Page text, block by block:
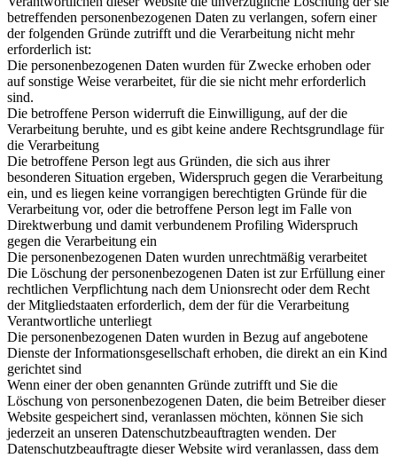
betreffenden personenbezogenen Daten zu verlangen, sofern einer
der folgenden Gründe zutrifft und die Verarbeitung nicht mehr
erforderlich ist:
Die personenbezogenen Daten wurden für Zwecke erhoben oder
auf sonstige Weise verarbeitet, für die sie nicht mehr erforderlich
sind.
Die betroffene Person widerruft die Einwilligung, auf der die
Verarbeitung beruhte, und es gibt keine andere Rechtsgrundlage für
die Verarbeitung
Die betroffene Person legt aus Gründen, die sich aus ihrer
besonderen Situation ergeben, Widerspruch gegen die Verarbeitung
ein, und es liegen keine vorrangigen berechtigten Gründe für die
Verarbeitung vor, oder die betroffene Person legt im Falle von
Direktwerbung und damit verbundenem Profiling Widerspruch
gegen die Verarbeitung ein
Die personenbezogenen Daten wurden unrechtmäßig verarbeitet
Die Löschung der personenbezogenen Daten ist zur Erfüllung einer
rechtlichen Verpflichtung nach dem Unionsrecht oder dem Recht
der Mitgliedstaaten erforderlich, dem der für die Verarbeitung
Verantwortliche unterliegt
Die personenbezogenen Daten wurden in Bezug auf angebotene
Dienste der Informationsgesellschaft erhoben, die direkt an ein Kind
gerichtet sind
Wenn einer der oben genannten Gründe zutrifft und Sie die
Löschung von personenbezogenen Daten, die beim Betreiber dieser
Website gespeichert sind, veranlassen möchten, können Sie sich
jederzeit an unseren Datenschutzbeauftragten wenden. Der
Datenschutzbeauftragte dieser Website wird veranlassen, dass dem